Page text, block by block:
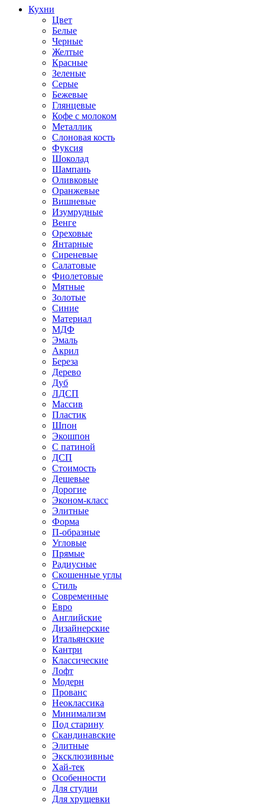
Кухни
Цвет
Белые
Черные
Желтые
Красные
Зеленые
Серые
Бежевые
Глянцевые
Кофе с молоком
Металлик
Слоновая кость
Фуксия
Шоколад
Шампань
Оливковые
Оранжевые
Вишневые
Изумрудные
Венге
Ореховые
Янтарные
Сиреневые
Салатовые
Фиолетовые
Мятные
Золотые
Синие
Материал
МДФ
Эмаль
Акрил
Береза
Дерево
Дуб
ЛДСП
Массив
Пластик
Шпон
Экошпон
С патиной
ДСП
Стоимость
Дешевые
Дорогие
Эконом-класс
Элитные
Форма
П-образные
Угловые
Прямые
Радиусные
Скошенные углы
Стиль
Современные
Евро
Английские
Дизайнерские
Итальянские
Кантри
Классические
Лофт
Модерн
Прованс
Неоклассика
Минимализм
Под старину
Скандинавские
Элитные
Эксклюзивные
Хай-тек
Особенности
Для студии
Для хрущевки